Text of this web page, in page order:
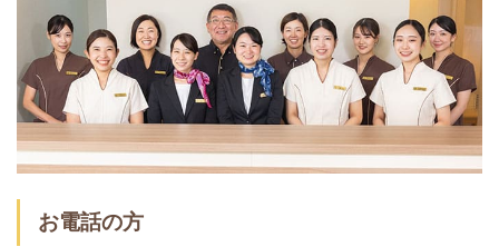
お電話の方